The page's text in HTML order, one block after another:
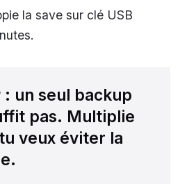
la save sur clé USB
: un seul backup
pas. Multiplie
veux éviter la